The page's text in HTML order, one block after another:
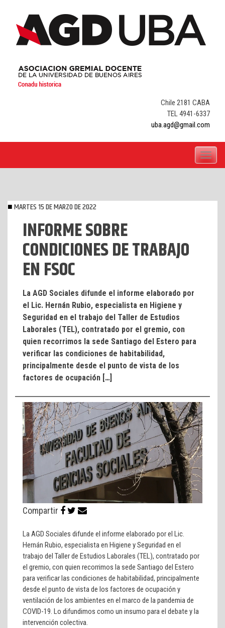
content
Chile 2181 CABA
TEL 4941-6337
uba.agd@gmail.com
Toggle
MARTES 15 DE MARZO DE 2022
INFORME SOBRE
CONDICIONES DE TRABAJO
EN FSOC
La AGD Sociales difunde el informe elaborado por
el Lic. Hernán Rubio, especialista en Higiene y
Seguridad en el trabajo del Taller de Estudios
Laborales (TEL), contratado por el gremio, con
quien recorrimos la sede Santiago del Estero para
verificar las condiciones de habitabilidad,
principalmente desde el punto de vista de los
factores de ocupación […]
Compartir
La AGD Sociales difunde el informe elaborado por el Lic.
Hernán Rubio, especialista en Higiene y Seguridad en el
trabajo del Taller de Estudios Laborales (TEL), contratado por
el gremio, con quien recorrimos la sede Santiago del Estero
para verificar las condiciones de habitabilidad, principalmente
desde el punto de vista de los factores de ocupación y
ventilación de los ambientes en el marco de la pandemia de
COVID-19. Lo difundimos como un insumo para el debate y la
intervención colectiva.